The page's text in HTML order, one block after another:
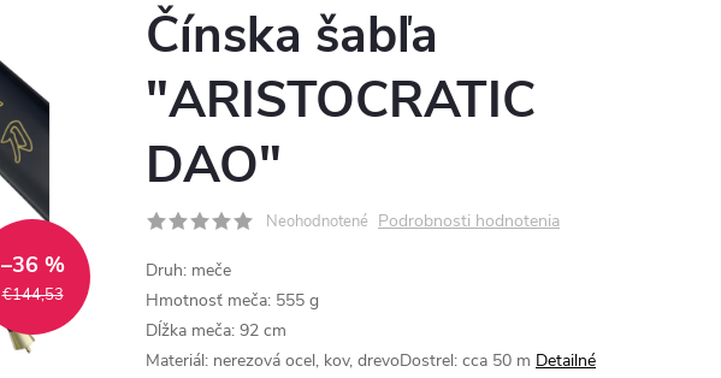
€144,53
–36 %
Čínska šabľa
"ARISTOCRATIC
DAO"
Neohodnotené Podrobnosti hodnotenia
Druh: meče
Hmotnosť meča: 555 g
Dĺžka meča: 92 cm
Materiál: nerezová ocel, kov, drevoDostrel: cca 50 m Detailné